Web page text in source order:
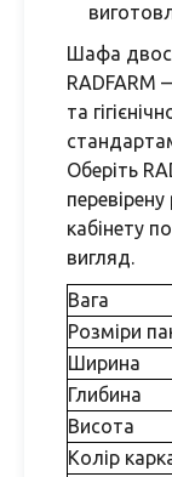
Шафа
RADFARM
та
Оберіть
кабінету
вигляд.
Вага
Розміри
Ширина
Глибина
Висота
Колір